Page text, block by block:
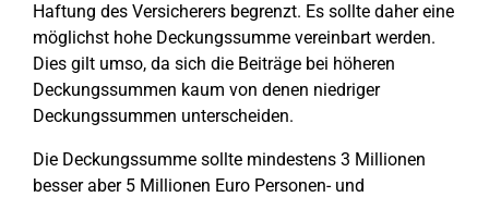
Haftung des Versicherers begrenzt. Es sollte daher eine
möglichst hohe Deckungssumme vereinbart werden.
Dies gilt umso, da sich die Beiträge bei höheren
Deckungssummen kaum von denen niedriger
Deckungssummen unterscheiden.
Die Deckungssumme sollte mindestens 3 Millionen
besser aber 5 Millionen Euro Personen- und